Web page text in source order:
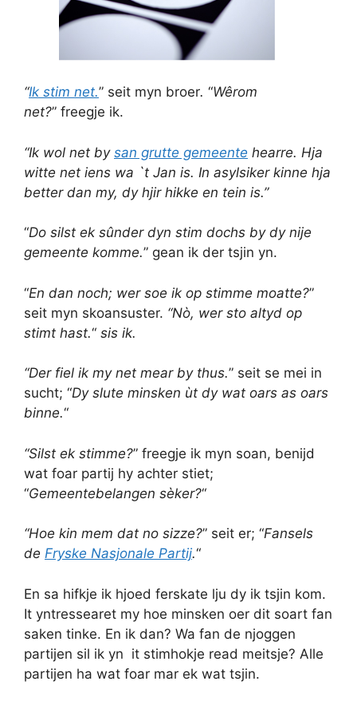
“Ik stim net.” seit myn broer. “Wêrom
net?” freegje ik.
“Ik wol net by san grutte gemeente hearre. Hja
witte net iens wa `t Jan is. In asylsiker kinne hja
better dan my, dy hjir hikke en tein is.”
“Do silst ek sûnder dyn stim dochs by dy nije
gemeente komme.” gean ik der tsjin yn.
“En dan noch; wer soe ik op stimme moatte?”
seit myn skoansuster. “Nò, wer sto altyd op
stimt hast.“ sis ik.
“Der fiel ik my net mear by thus.” seit se mei in
sucht; “Dy slute minsken ùt dy wat oars as oars
binne.“
“Silst ek stimme?” freegje ik myn soan, benijd
wat foar partij hy achter stiet;
“Gemeentebelangen sèker?“
“Hoe kin mem dat no sizze?” seit er; “Fansels
de Fryske Nasjonale Partij.“
En sa hifkje ik hjoed ferskate lju dy ik tsjin kom.
It yntressearet my hoe minsken oer dit soart fan
saken tinke. En ik dan? Wa fan de njoggen
partijen sil ik yn it stimhokje read meitsje? Alle
partijen ha wat foar mar ek wat tsjin.